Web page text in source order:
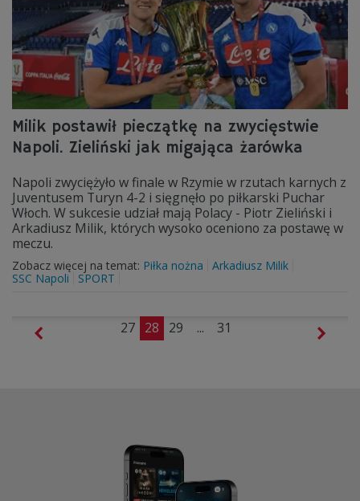
Milik postawił pieczątkę na zwycięstwie
Napoli. Zieliński jak migająca żarówka
Napoli zwyciężyło w finale w Rzymie w rzutach karnych z
Juventusem Turyn 4-2 i sięgnęło po piłkarski Puchar
Włoch. W sukcesie udział mają Polacy - Piotr Zieliński i
Arkadiusz Milik, których wysoko oceniono za postawę w
meczu.
Zobacz więcej na temat: Piłka nożna
Arkadiusz Milik
SSC Napoli
SPORT
27 28 29 ... 31